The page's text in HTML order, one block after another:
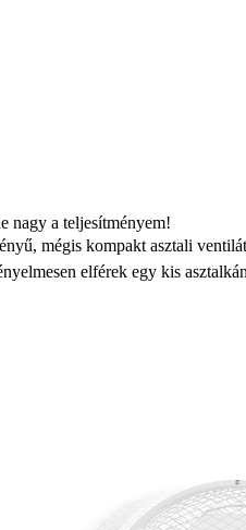
nagy a teljesítményem!
mégis kompakt asztali
elférek egy kis